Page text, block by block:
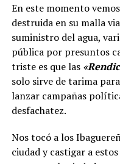
En este momento
destruida en su malla
suministro del agua,
pública por presuntos
triste es que las
solo sirve de tarima
lanzar campañas
desfachatez.
Nos tocó a los
ciudad y castigar a